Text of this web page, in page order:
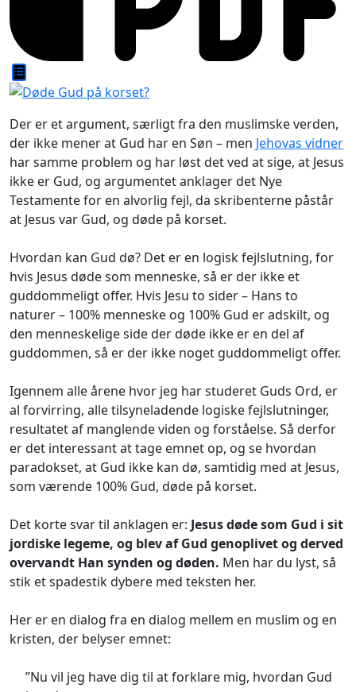
Der er et argument, særligt fra den muslimske verden,
der ikke mener at Gud har en Søn – men Jehovas vidner
har samme problem og har løst det ved at sige, at Jesus
ikke er Gud, og argumentet anklager det Nye
Testamente for en alvorlig fejl, da skribenterne påstår
at Jesus var Gud, og døde på korset.
Hvordan kan Gud dø? Det er en logisk fejlslutning, for
hvis Jesus døde som menneske, så er der ikke et
guddommeligt offer. Hvis Jesu to sider – Hans to
naturer – 100% menneske og 100% Gud er adskilt, og
den menneskelige side der døde ikke er en del af
guddommen, så er der ikke noget guddommeligt offer.
Igennem alle årene hvor jeg har studeret Guds Ord, er
al forvirring, alle tilsyneladende logiske fejlslutninger,
resultatet af manglende viden og forståelse. Så derfor
er det interessant at tage emnet op, og se hvordan
paradokset, at Gud ikke kan dø, samtidig med at Jesus,
som værende 100% Gud, døde på korset.
Det korte svar til anklagen er: Jesus dødesom Gud i sit
jordiske legeme, og blev af Gud genoplivet og derved
overvandt Han synden og døden. Men har du lyst, så
stik et spadestik dybere med teksten her.
Her er en dialog fra en dialog mellem en muslim og en
kristen, der belyser emnet:
”Nu vil jeg have dig til at forklare mig, hvordan Gud